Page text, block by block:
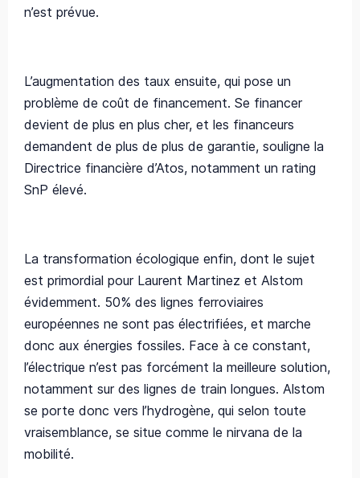
n’est prévue.
L’augmentation des taux ensuite, qui pose un
problème de coût de financement. Se financer
devient de plus en plus cher, et les financeurs
demandent de plus de plus de garantie, souligne la
Directrice financière d’Atos, notamment un rating
SnP élevé.
La transformation écologique enfin, dont le sujet
est primordial pour Laurent Martinez et Alstom
évidemment. 50% des lignes ferroviaires
européennes ne sont pas électrifiées, et marche
donc aux énergies fossiles. Face à ce constant,
l’électrique n’est pas forcément la meilleure solution,
notamment sur des lignes de train longues. Alstom
se porte donc vers l’hydrogène, qui selon toute
vraisemblance, se situe comme le nirvana de la
mobilité.